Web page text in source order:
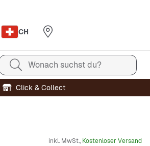
CH
Wonach suchst du?
Click & Collect
inkl. MwSt., Kostenloser Versand